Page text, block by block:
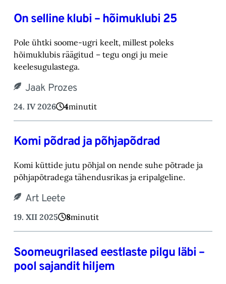
On selline klubi – hõimuklubi 25
Pole ühtki soome-ugri keelt, millest poleks
hõimuklubis räägitud – tegu ongi ju meie
keelesugulastega.
Jaak Prozes
24. IV 2026 4minutit
Komi põdrad ja põhjapõdrad
Komi küttide jutu põhjal on nende suhe põtrade ja
põhjapõtradega tähendusrikas ja eripalgeline.
Art Leete
19. XII 2025 8minutit
Soomeugrilased eestlaste pilgu läbi –
pool sajandit hiljem